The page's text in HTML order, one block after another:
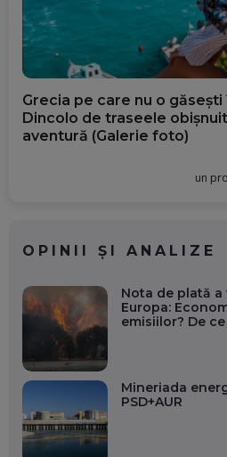
Grecia pe care nu o
Dincolo de traseele
aventură (Galerie foto)
un
OPINII ȘI ANALIZE
Nota de plată
Europa:
emisiilor? De
Mineriada
PSD+AUR